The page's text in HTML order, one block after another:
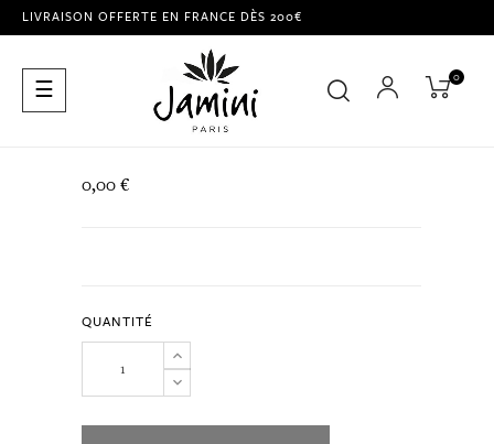
LIVRAISON OFFERTE EN FRANCE DÈS 200€
Basculer
la
☰ 0
0,00 €
QUANTITÉ